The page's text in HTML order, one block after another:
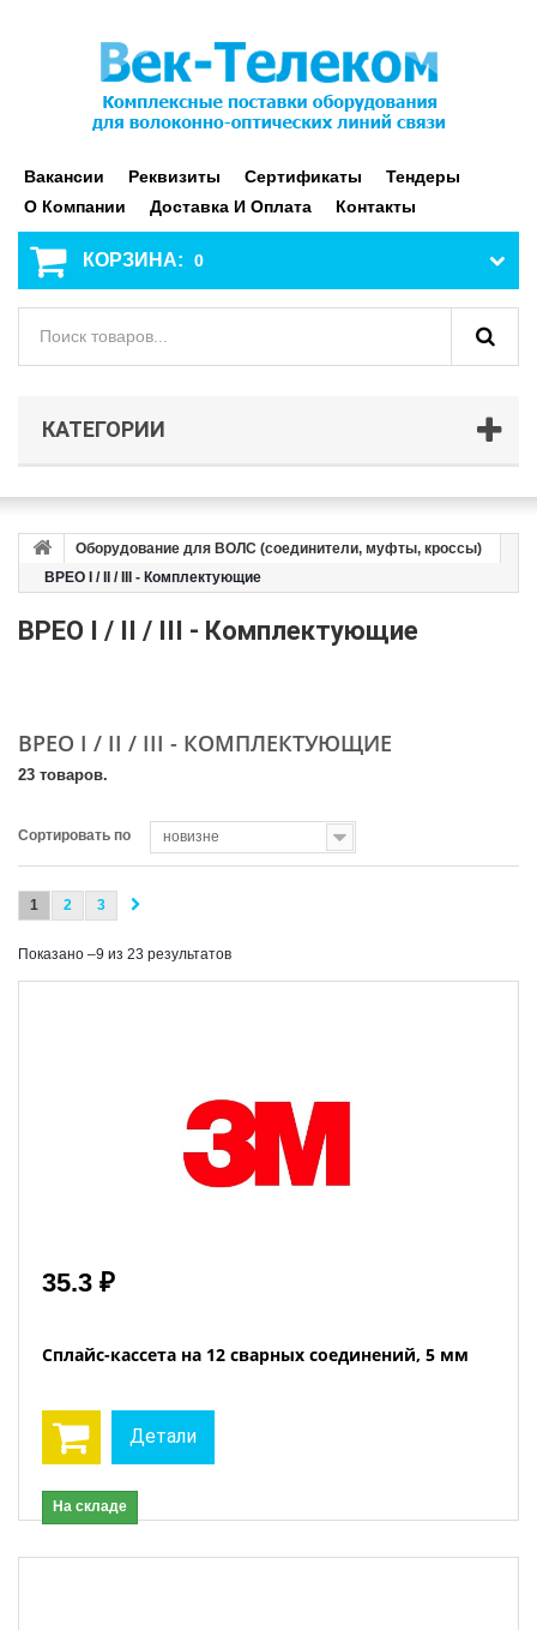
Вакансии Реквизиты Сертификаты
Тендеры
О Компании
Доставка И Оплата Контакты
КОРЗИНА: 0
КАТЕГОРИИ
Оборудование для ВОЛС (соединители, муфты, кроссы)
BPEO I / II / III - Комплектующие
BPEO I / II / III - Комплектующие
BPEO I / II / III - КОМПЛЕКТУЮЩИЕ
23 товаров.
Сортировать по новизне
1 2 3
Показано –9 из 23 результатов
35.3 ₽
Сплайс-кассета на 12 сварных соединений, 5 мм
Детали
На складе